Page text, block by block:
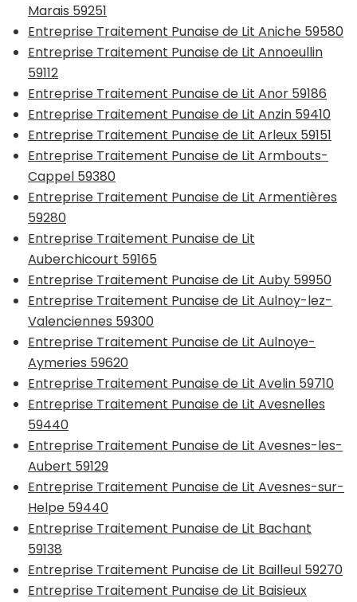
Marais 59251
Entreprise Traitement Punaise de Lit Aniche 59580
Entreprise Traitement Punaise de Lit Annoeullin
59112
Entreprise Traitement Punaise de Lit Anor 59186
Entreprise Traitement Punaise de Lit Anzin 59410
Entreprise Traitement Punaise de Lit Arleux 59151
Entreprise Traitement Punaise de Lit Armbouts-
Cappel 59380
Entreprise Traitement Punaise de Lit Armentières
59280
Entreprise Traitement Punaise de Lit
Auberchicourt 59165
Entreprise Traitement Punaise de Lit Auby 59950
Entreprise Traitement Punaise de Lit Aulnoy-lez-
Valenciennes 59300
Entreprise Traitement Punaise de Lit Aulnoye-
Aymeries 59620
Entreprise Traitement Punaise de Lit Avelin 59710
Entreprise Traitement Punaise de Lit Avesnelles
59440
Entreprise Traitement Punaise de Lit Avesnes-les-
Aubert 59129
Entreprise Traitement Punaise de Lit Avesnes-sur-
Helpe 59440
Entreprise Traitement Punaise de Lit Bachant
59138
Entreprise Traitement Punaise de Lit Bailleul 59270
Entreprise Traitement Punaise de Lit Baisieux